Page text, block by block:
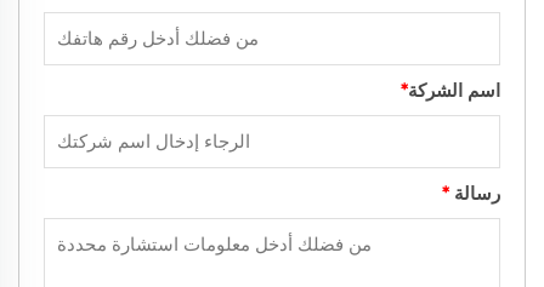
اسم الشركة*
رسالة *